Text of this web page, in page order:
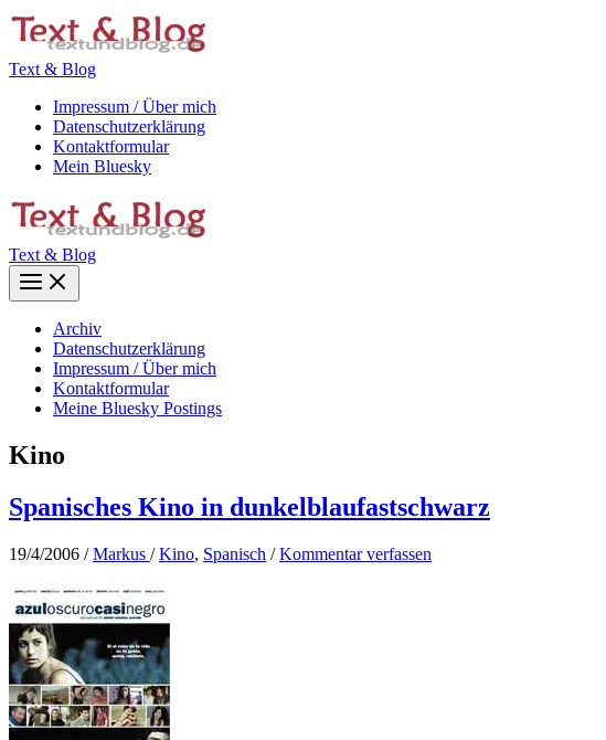
Zum
Inhalt
Text & Blog
Impressum / Über mich
Datenschutzerklärung
Kontaktformular
Mein Bluesky
Text & Blog
Main
Menu
Archiv
Datenschutzerklärung
Impressum / Über mich
Kontaktformular
Meine Bluesky Postings
Kino
Spanisches Kino in dunkelblaufastschwarz
19/4/2006 /Markus /Kino, Spanisch /Kommentar verfassen